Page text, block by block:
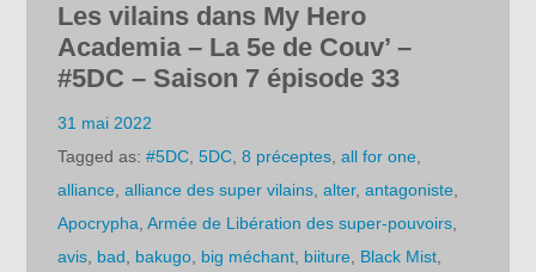
Les vilains dans My Hero
Academia – La 5e de Couv’ –
#5DC – Saison 7 épisode 33
31 mai 2022
Tagged as:#5DC ,5DC ,8 préceptes ,all for one
alliance ,alliance des super vilains ,alter,antagoniste
Apocrypha ,Armée de Libération des super-pouvoirs
avis bad bakugo big méchant biiture Black Mist